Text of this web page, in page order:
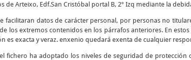
de Arteixo, Edf.San Cristóbal portal B, 2º Izq mediante la
facilitaran datos de carácter personal, por personas no
los extremos contenidos en los párrafos anteriores. En
es exacta y veraz. enxenio quedará exenta de cualquier
fichero ha adoptado los niveles de seguridad de